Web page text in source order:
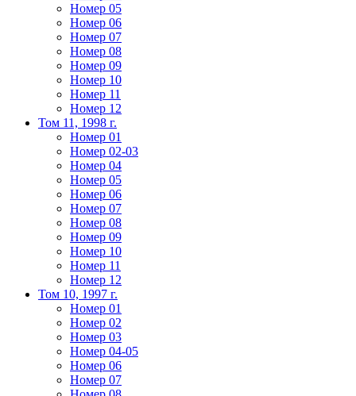
Номер 05
Номер 06
Номер 07
Номер 08
Номер 09
Номер 10
Номер 11
Номер 12
Том 11, 1998 г.
Номер 01
Номер 02-03
Номер 04
Номер 05
Номер 06
Номер 07
Номер 08
Номер 09
Номер 10
Номер 11
Номер 12
Том 10, 1997 г.
Номер 01
Номер 02
Номер 03
Номер 04-05
Номер 06
Номер 07